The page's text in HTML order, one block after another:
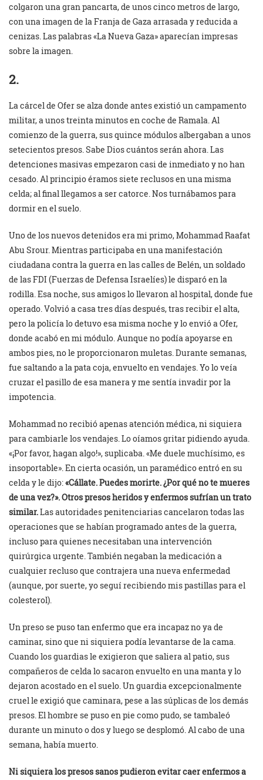
colgaron una gran pancarta, de unos cinco metros de largo,
con una imagen de la Franja de Gaza arrasada y reducida a
cenizas. Las palabras «La Nueva Gaza» aparecían impresas
sobre la imagen.
2.
La cárcel de Ofer se alza donde antes existió un campamento
militar, a unos treinta minutos en coche de Ramala. Al
comienzo de la guerra, sus quince módulos albergaban a unos
setecientos presos. Sabe Dios cuántos serán ahora. Las
detenciones masivas empezaron casi de inmediato y no han
cesado. Al principio éramos siete reclusos en una misma
celda; al final llegamos a ser catorce. Nos turnábamos para
dormir en el suelo.
Uno de los nuevos detenidos era mi primo, Mohammad Raafat
Abu Srour. Mientras participaba en una manifestación
ciudadana contra la guerra en las calles de Belén, un soldado
de las FDI (Fuerzas de Defensa Israelíes) le disparó en la
rodilla. Esa noche, sus amigos lo llevaron al hospital, donde fue
operado. Volvió a casa tres días después, tras recibir el alta,
pero la policía lo detuvo esa misma noche y lo envió a Ofer,
donde acabó en mi módulo. Aunque no podía apoyarse en
ambos pies, no le proporcionaron muletas. Durante semanas,
fue saltando a la pata coja, envuelto en vendajes. Yo lo veía
cruzar el pasillo de esa manera y me sentía invadir por la
impotencia.
Mohammad no recibió apenas atención médica, ni siquiera
para cambiarle los vendajes. Lo oíamos gritar pidiendo ayuda.
«¡Por favor, hagan algo!», suplicaba. «Me duele muchísimo, es
insoportable». En cierta ocasión, un paramédico entró en su
celda y le dijo:«Cállate. Puedes morirte. ¿Por qué no te mueres
de una vez?». Otros presos heridos y enfermos sufrían un trato
similar.Las autoridades penitenciarias cancelaron todas las
operaciones que se habían programado antes de la guerra,
incluso para quienes necesitaban una intervención
quirúrgica urgente. También negaban la medicación a
cualquier recluso que contrajera una nueva enfermedad
(aunque, por suerte, yo seguí recibiendo mis pastillas para el
colesterol).
Un preso se puso tan enfermo que era incapaz no ya de
caminar, sino que ni siquiera podía levantarse de la cama.
Cuando los guardias le exigieron que saliera al patio, sus
compañeros de celda lo sacaron envuelto en una manta y lo
dejaron acostado en el suelo. Un guardia excepcionalmente
cruel le exigió que caminara, pese a las súplicas de los demás
presos. El hombre se puso en pie como pudo, se tambaleó
durante un minuto o dos y luego se desplomó. Al cabo de una
semana, había muerto.
Ni siquiera los presos sanos pudieron evitar caer enfermos a